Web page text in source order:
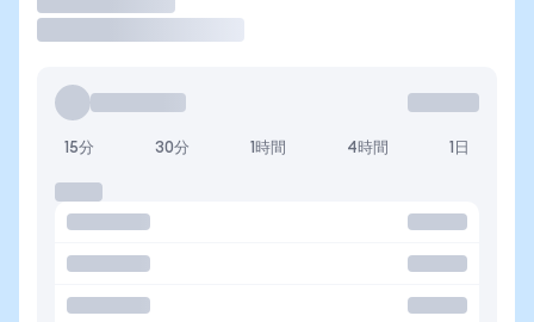
15分 30分 1時間 4時間 1日